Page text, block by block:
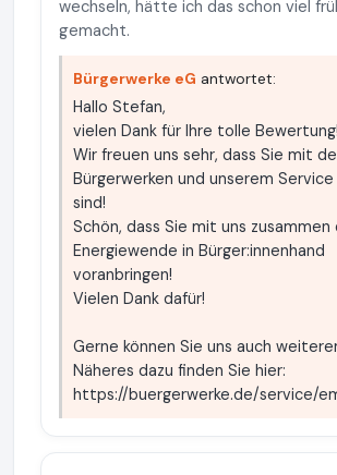
wechseln, hätte ich das schon viel
gemacht.
Bürgerwerke eG antwortet:
Hallo Stefan,
vielen Dank für Ihre tolle Bewertung!
Wir freuen uns sehr, dass Sie mit
Bürgerwerken und unserem
sind!
Schön, dass Sie mit uns zusammen
Energiewende in Bürger:innenhand
voranbringen!
Vielen Dank dafür!
Gerne können Sie uns auch
Näheres dazu finden Sie hier:
https://buergerwerke.de/service/